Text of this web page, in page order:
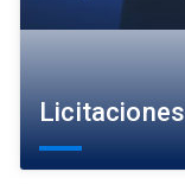
Licitaciones